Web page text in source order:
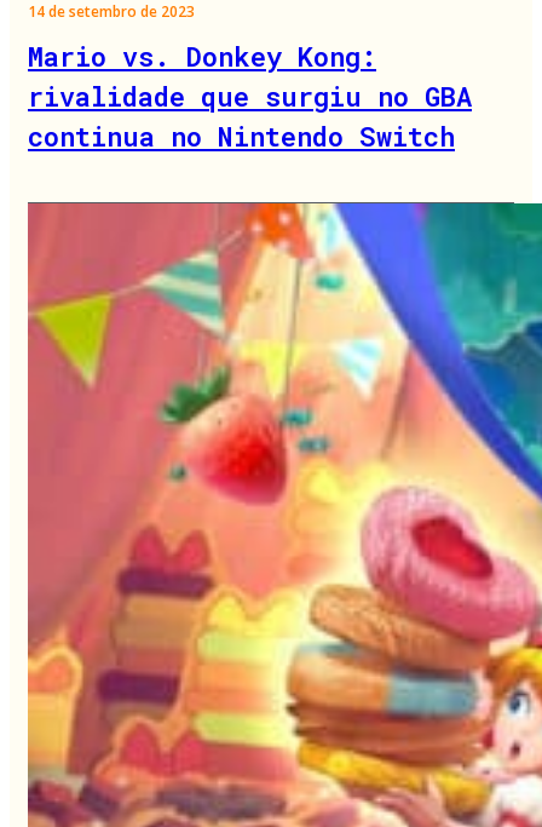
14 de setembro de 2023
Mario vs. Donkey Kong:
rivalidade que surgiu no GBA
continua no Nintendo Switch